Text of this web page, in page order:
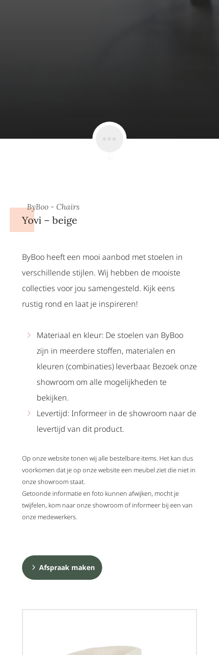
ByBoo - Chairs
Yovi – beige
ByBoo heeft een mooi aanbod met stoelen in
verschillende stijlen. Wij hebben de mooiste
collecties voor jou samengesteld. Kijk eens
rustig rond en laat je inspireren!
Materiaal en kleur: De stoelen van ByBoo
zijn in meerdere stoffen, materialen en
kleuren (combinaties) leverbaar. Bezoek onze
showroom om alle mogelijkheden te
bekijken.
Levertijd: Informeer in de showroom naar de
levertijd van dit product.
Op onze website tonen wij alle bestelbare items. Het kan dus
voorkomen dat je op onze website een meubel ziet die niet in
onze showroom staat.
Getoonde informatie en foto kunnen afwijken, mocht je
twijfelen, kom naar onze showroom of informeer bij een van
onze medewerkers.
Afspraak maken